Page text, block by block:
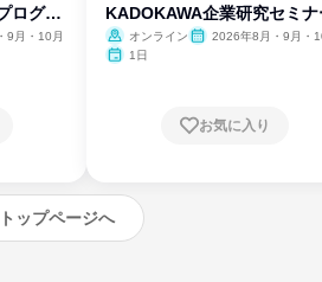
ログラ
9月・10月
KADOKAWA企業研究セミナ
オンライン
2026年8月・9月・
1日
お気に入り
トップページへ